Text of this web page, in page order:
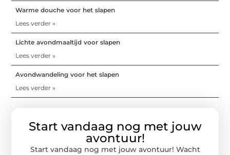
Warme douche voor het slapen
Lees verder »
Lichte avondmaaltijd voor slapen
Lees verder »
Avondwandeling voor het slapen
Lees verder »
Start vandaag nog met jouw
avontuur!
Start vandaag nog met jouw avontuur! Wacht